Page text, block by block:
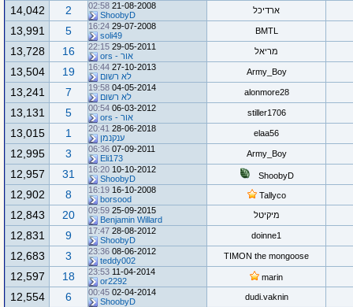
ארדיכל 21-08-2008
02:58
ShoobyD
2
14,042
BMTL
29-07-2008
16:24
soli49
5
13,991
מריאל 29-05-2011
22:15
אור - ors
16
13,728
Army_Boy
27-10-2013
16:44
לא רשום
19
13,504
alonmore28
04-05-2014
19:58
לא רשום
7
13,241
stiller1706
06-03-2012
00:54
אור - ors
5
13,131
elaa56
28-06-2018
20:41
ענקנמן
1
13,015
Army_Boy
07-09-2011
06:36
Eli173
3
12,995
ShoobyD
10-10-2012
16:20
ShoobyD
31
12,957
Tallyco
16-10-2008
16:19
borsood
8
12,902
מיקיטל 25-09-2015
09:59
Benjamin Willard
20
12,843
doinne1
28-08-2012
17:47
ShoobyD
9
12,831
TIMON the mongoose
08-06-2012
23:36
teddy002
3
12,683
marin
11-04-2014
23:53
or2292
18
12,597
dudi.vaknin
02-04-2014
00:45
ShoobyD
6
12,554